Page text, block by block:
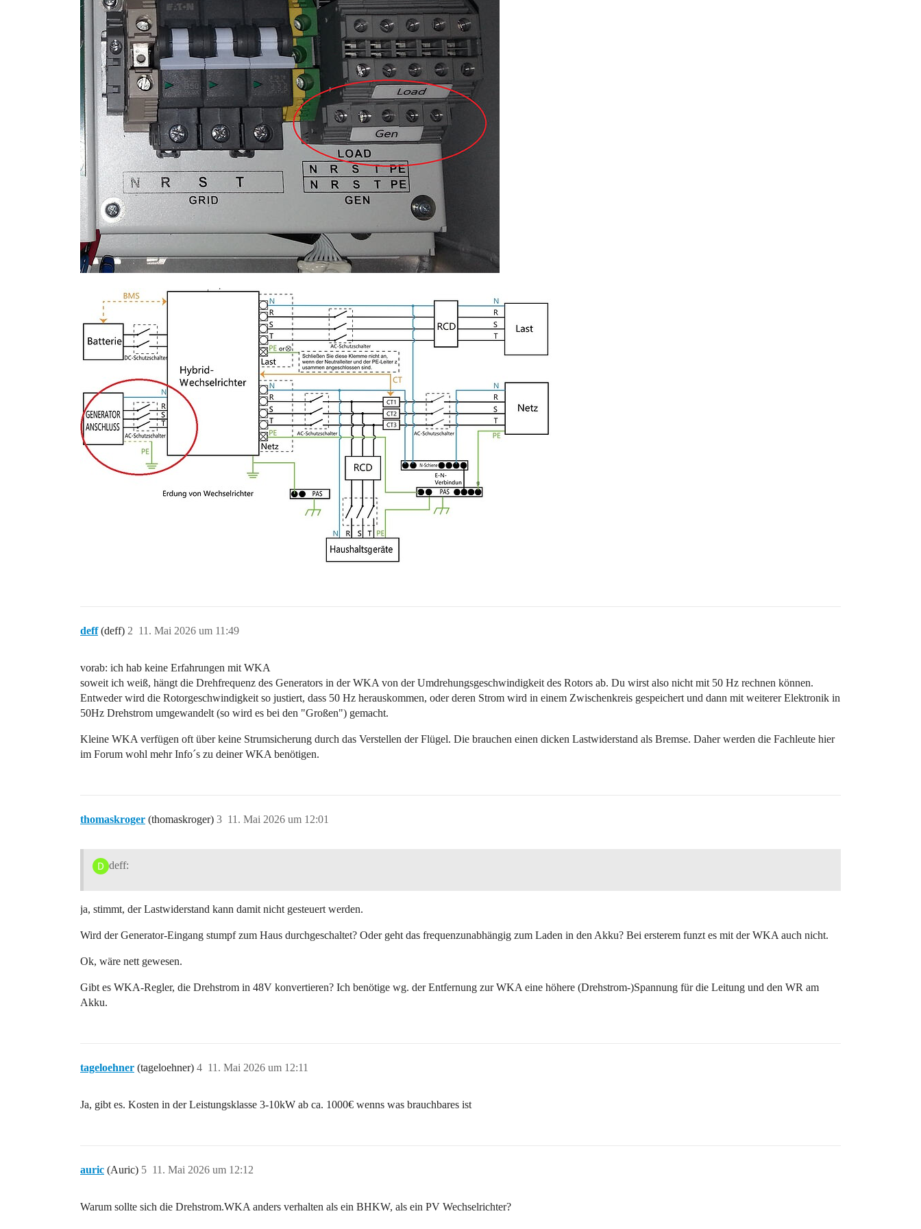
deff (deff) 11. Mai 2026 um 11:49
2
vorab: ich hab keine Erfahrungen mit WKA
soweit ich weiß, hängt die Drehfrequenz des Generators in der WKA von der Umdrehungsgeschwindigkeit des Rotors ab. Du wirst also nicht mit 50 Hz rechnen können.
Entweder wird die Rotorgeschwindigkeit so justiert, dass 50 Hz herauskommen, oder deren Strom wird in einem Zwischenkreis gespeichert und dann mit weiterer Elektronik in
50Hz Drehstrom umgewandelt (so wird es bei den "Großen") gemacht.
Kleine WKA verfügen oft über keine Strumsicherung durch das Verstellen der Flügel. Die brauchen einen dicken Lastwiderstand als Bremse. Daher werden die Fachleute hier
im Forum wohl mehr Info´s zu deiner WKA benötigen.
thomaskroger (thomaskroger) 11. Mai 2026 um 12:01
3
deff:
ja, stimmt, der Lastwiderstand kann damit nicht gesteuert werden.
Wird der Generator-Eingang stumpf zum Haus durchgeschaltet? Oder geht das frequenzunabhängig zum Laden in den Akku? Bei ersterem funzt es mit der WKA auch nicht.
Ok, wäre nett gewesen.
Gibt es WKA-Regler, die Drehstrom in 48V konvertieren? Ich benötige wg. der Entfernung zur WKA eine höhere (Drehstrom-)Spannung für die Leitung und den WR am
Akku.
tageloehner (tageloehner) 11. Mai 2026 um 12:11
4
Ja, gibt es. Kosten in der Leistungsklasse 3-10kW ab ca. 1000€ wenns was brauchbares ist
auric (Auric) 11. Mai 2026 um 12:12
5
Warum sollte sich die Drehstrom.WKA anders verhalten als ein BHKW, als ein PV Wechselrichter?